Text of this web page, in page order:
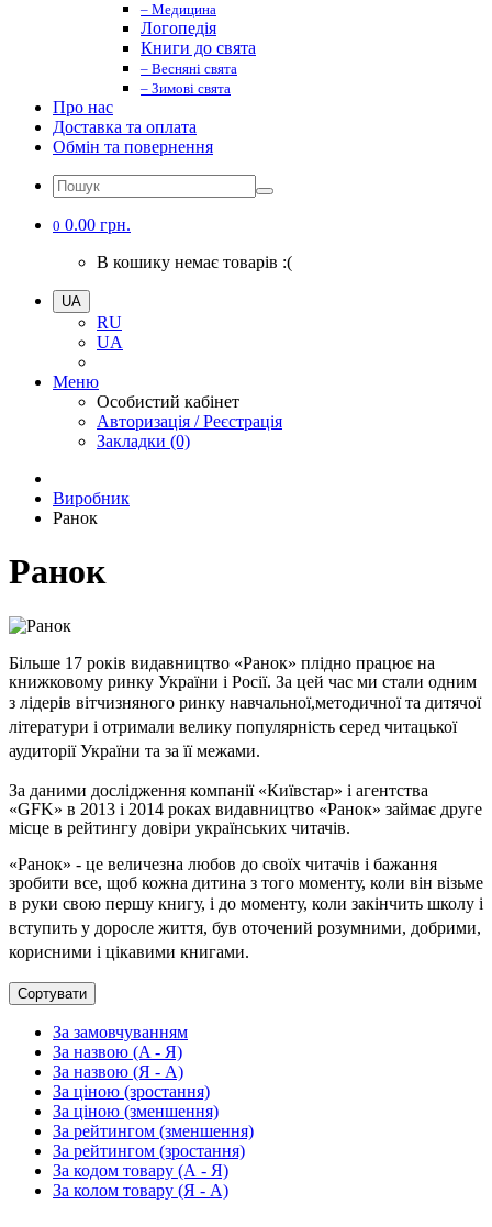
– Медицина
Логопедія
Книги до свята
– Весняні свята
– Зимові свята
Про нас
Доставка та оплата
Обмін та повернення
0 0.00 грн.
В кошику немає товарів :(
UA
RU
UA
Меню
Особистий кабінет
Авторизація / Реєстрація
Закладки (0)
Виробник
Ранок
Ранок
Більше 17 років видавництво «Ранок» плідно працює на
книжковому ринку України і Росії. За цей час ми стали одним
з лідерів вітчизняного ринку навчальної,методичної та дитячої
літератури і отримали велику популярність серед читацької
аудиторії України та за її межами.
За даними дослідження компанії «Київстар» і агентства
«GFK» в 2013 і 2014 роках видавництво «Ранок» займає друге
місце в рейтингу довіри українських читачів.
«Ранок» - це величезна любов до своїх читачів і бажання
зробити все, щоб кожна дитина з того моменту, коли він візьме
в руки свою першу книгу, і до моменту, коли закінчить школу і
вступить у доросле життя, був оточений розумними, добрими,
корисними і цікавими книгами.
Сортувати
За замовчуванням
За назвою (A - Я)
За назвою (Я - A)
За ціною (зростання)
За ціною (зменшення)
За рейтингом (зменшення)
За рейтингом (зростання)
За кодом товару (А - Я)
За колом товару (Я - А)